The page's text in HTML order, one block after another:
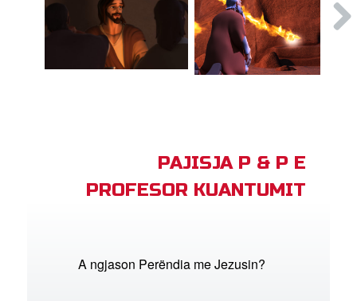
PAJISJA P & P E
PROFESOR KUANTUMIT
A ngjason Perëndia me Jezusin?